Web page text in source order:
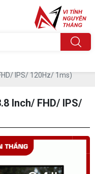
IPS/ 120Hz/ 1ms)
Inch/ FHD/ IPS/